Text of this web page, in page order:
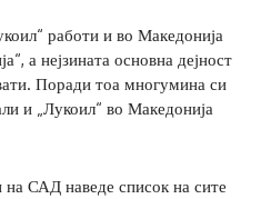
работи и во Македонија
а нејзината основна дејност
Поради тоа многумина си
и „Лукоил“ во Македонија
САД наведе список на сите